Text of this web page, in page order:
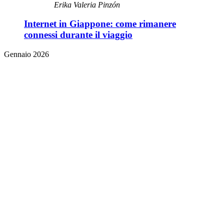
Erika Valeria Pinzón
Internet in Giappone: come rimanere
connessi durante il viaggio
Gennaio 2026